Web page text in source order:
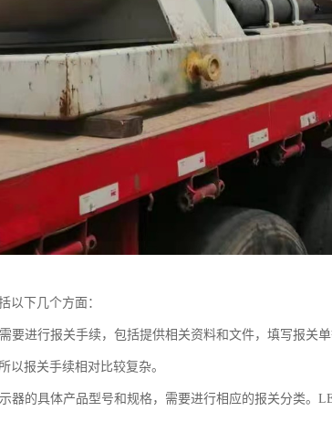
以下几个方面：
要进行报关手续，包括提供相关资料和文件，填写报关
以报关手续相对比较复杂。
器的具体产品型号和规格，需要进行相应的报关分类。